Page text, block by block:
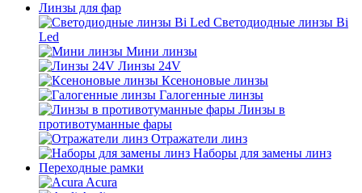
Линзы для фар
Светодиодные линзы Bi
Led
Мини линзы
Линзы 24V
Ксеноновые линзы
Галогенные линзы
Линзы в
противотуманные фары
Отражатели линз
Наборы для замены линз
Переходные рамки
Acura